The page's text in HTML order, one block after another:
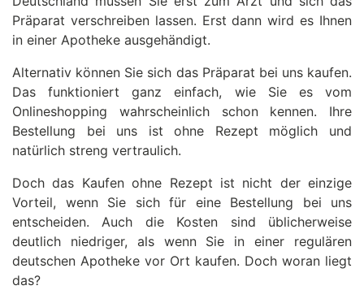
Präparat verschreiben lassen. Erst dann wird es Ihnen
in einer Apotheke ausgehändigt.
Alternativ können Sie sich das Präparat bei uns kaufen.
Das funktioniert ganz einfach, wie Sie es vom
Onlineshopping wahrscheinlich schon kennen. Ihre
Bestellung bei uns ist ohne Rezept möglich und
natürlich streng vertraulich.
Doch das Kaufen ohne Rezept ist nicht der einzige
Vorteil, wenn Sie sich für eine Bestellung bei uns
entscheiden. Auch die Kosten sind üblicherweise
deutlich niedriger, als wenn Sie in einer regulären
deutschen Apotheke vor Ort kaufen. Doch woran liegt
das?